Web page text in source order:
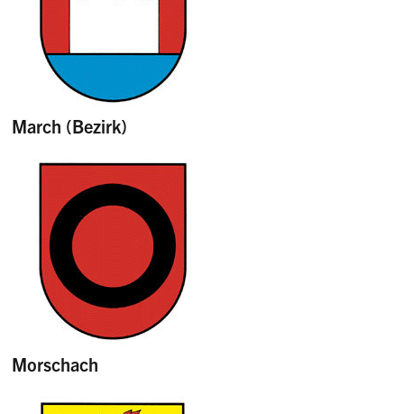
March (Bezirk)
Morschach